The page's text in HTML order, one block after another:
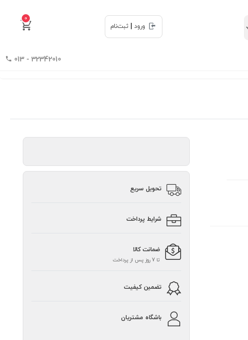
0
ورود
ثبت‌نام
32342010 - 013
تحویل سریع
شرایط پرداخت
ضمانت کالا
تا 7 روز پس از پرداخت
تضمین کیفیت
باشگاه مشتریان